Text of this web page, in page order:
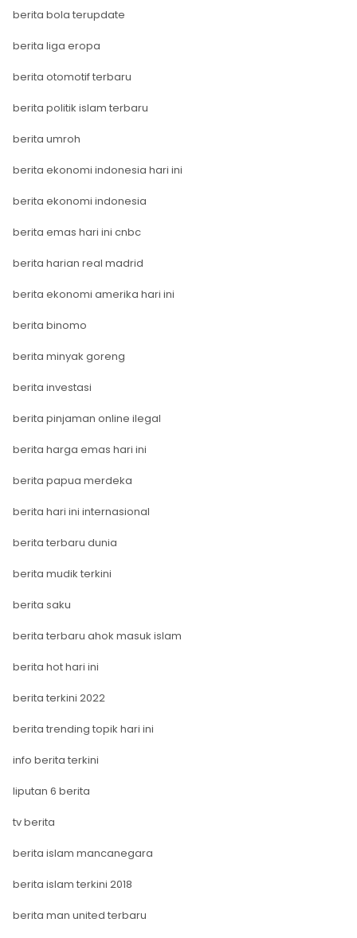
berita bola terupdate
berita liga eropa
berita otomotif terbaru
berita politik islam terbaru
berita umroh
berita ekonomi indonesia hari ini
berita ekonomi indonesia
berita emas hari ini cnbc
berita harian real madrid
berita ekonomi amerika hari ini
berita binomo
berita minyak goreng
berita investasi
berita pinjaman online ilegal
berita harga emas hari ini
berita papua merdeka
berita hari ini internasional
berita terbaru dunia
berita mudik terkini
berita saku
berita terbaru ahok masuk islam
berita hot hari ini
berita terkini 2022
berita trending topik hari ini
info berita terkini
liputan 6 berita
tv berita
berita islam mancanegara
berita islam terkini 2018
berita man united terbaru